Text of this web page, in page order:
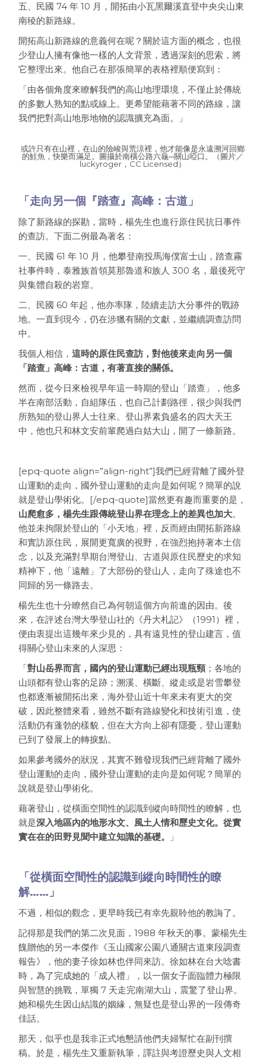
五、民國 74 年 10 月，開拓由小瓦黑爾溪直登中央尖山東
南稜的新路線。
開拓高山新路線的意義何在呢？關於這方面的概念，也很
少登山人擁有像他一樣的人文背景，透過深刻的思索，將
它整理出來。他自己在那張簡單的表格裡順便寫到：
「由各個角度來瞭解我們的高山地理環境，不僅止於傳統
的多數人熟知的點或線上。更希望能藉著不同的路線，讓
我們把對高山地形地物的認識擴充為面。」
或許只有在山裡，在山的險峻與荒涼裡，他才能像是永遠溯河回鄉
的鮭魚，快樂而滿足。圖攝於南橫公路六龜─關山啞口。（圖片／
luckyroger，CC Licensed）
「走向另一個『踏查』高峰：古道」
除了新路線的探勘，當時，楊先生也進行原住民抗日事件
的查訪。下面二例最為著名：
一、民國 61 年 10 月，他攀登南投馬海僕富士山，踏查霧
社事件時，泰雅族首領莫那魯道和族人 300 名，最後死守
與集體自殺的岩窟。
二、民國 60 年起，他亦率隊，陸續走訪大分事件的戰跡
地。一直到現今，仍在涉獵有關的文獻，並繼續調查訪問
中。
我個人相信，這時的原住民查訪，對他後來走向另一個
「踏查」高峰：古道，有著直接的關係。
然而，從今日來檢視早年這一時期的登山「踏查」，他多
半在南部活動，自組隊伍，也自己計劃路徑，很少與我們
所熟知的登山界人士往來。登山界素負盛名的四大天王
中，他也只和林文安前輩爬過白姑大山，開了一條新路。
[epq-quote align=”align-right”]我們已經背離了國外登
山運動的走向，國外登山運動的走向是如何呢？簡單的說
就是登山學術化。[/epq-quote]當然更有趣而重要的是，
山爬愈多，楊先生跟傳統登山界在理念上的差異也加大。
他並未拘限於登山的「小天地」裡，反而經由開拓新路線
和實訪原住民，展開更寬廣的視野，在強烈抱持著本土信
念，以及充滿對早期台灣登山、古道與原住民歷史的求知
精神下，他「遠離」了大部份的登山人，走向了殊途也不
同歸的另一條路去。
楊先生也十分瞭然自己為何朝這個方向前進的因由。後
來，在評述台灣大學登山社的《丹大札記》（1991）裡，
便由衷提出這幾年來少見的，具有遠見性的登山建言，值
得關心登山未來的人深思：
「對山岳界而言，國內的登山運動已經出現瓶頸 ；各地的
山頭都有登山客的足跡；溯溪、橫斷、縱走或是岩雪攀登
也都逐漸被開拓出來，海外登山近十年來未有更大的突
破，因此整體來看，雖然不斷有路線變化和技術引進，使
活動仍有蓬勃的樣貌，但在大方向上卻有隱憂，登山運動
已到了發展上的轉捩點。
如果參考國外的狀況，其實不難發現我們已經背離了國外
登山運動的走向，國外登山運動的走向是如何呢？簡單的
說就是登山學術化。
藉著登山，從橫面空間性的認識到縱向時間性的瞭解，也
就是深入地區內的地形水文、風土人情和歷史文化。從實
實在在的田野見聞中建立知識的基礎。
」
「從橫面空間性的認識到縱向時間性的瞭
解……」
不過，相似的觀念，更早時我已有幸先親聆他的教誨了。
記得那是我們的第二次見面，1988 年秋天的事。蒙楊先生
餽贈他的另一本傑作《玉山國家公園八通關古道東段調查
報告》，他的妻子徐如林也伴同來訪。徐如林在台大唸書
時，為了完成她的「成人禮」，以一個女子面臨體力極限
與智慧的挑戰，單獨 7 天走完南湖大山，震驚了登山界。
她和楊先生因山結識的姻緣，無疑也是登山界的一段傳奇
佳話。
那天，似乎也是我非正式地懇請他們夫婦幫忙在副刊撰
稿。於是，楊先生又重新執筆，譯註與考證歷史與人文相